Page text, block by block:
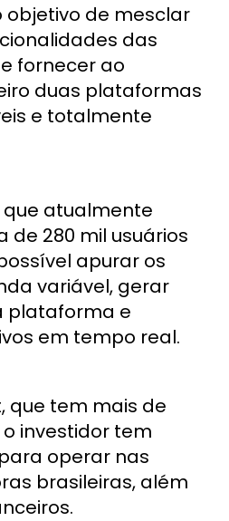
objetivo de mesclar
das
fornecer ao
duas plataformas
e totalmente
que atualmente
de 280 mil usuários
apurar os
variável, gerar
plataforma e
em tempo real.
que tem mais de
o investidor tem
operar nas
brasileiras, além